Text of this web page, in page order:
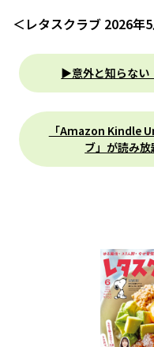
＜レタスクラブ 2026年
▶意外と知らない
「Amazon Kindle
ブ」が読み放